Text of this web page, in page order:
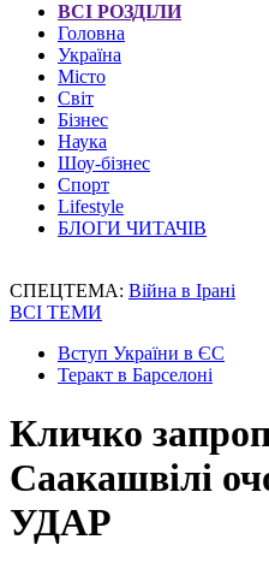
ВСІ РОЗДІЛИ
Головна
Україна
Місто
Світ
Бізнес
Наука
Шоу-бізнес
Спорт
Lifestyle
БЛОГИ ЧИТАЧІВ
СПЕЦТЕМА: Війна в Ірані
ВСІ ТЕМИ
Вступ України в ЄС
Теракт в Барселоні
Кличко
Саакашвілі
УДАР